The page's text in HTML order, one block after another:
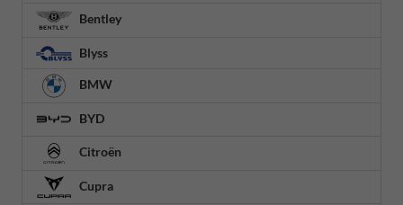
Bentley
Blyss
BMW
BYD
Citroën
Cupra